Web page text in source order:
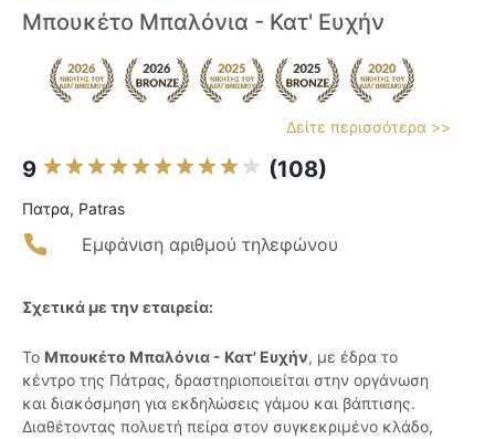
Μπουκέτο Μπαλόνια - Κατ' Ευχήν
Δείτε περισσότερα >>
9 (108)
Πατρα, Patras
Εμφάνιση αριθμού τηλεφώνου
Σχετικά με την εταιρεία:
Το Μπουκέτο Μπαλόνια - Κατ' Ευχήν, με έδρα το
κέντρο της Πάτρας, δραστηριοποιείται στην οργάνωση
και διακόσμηση για εκδηλώσεις γάμου και βάπτισης.
Διαθέτοντας πολυετή πείρα στον συγκεκριμένο κλάδο,